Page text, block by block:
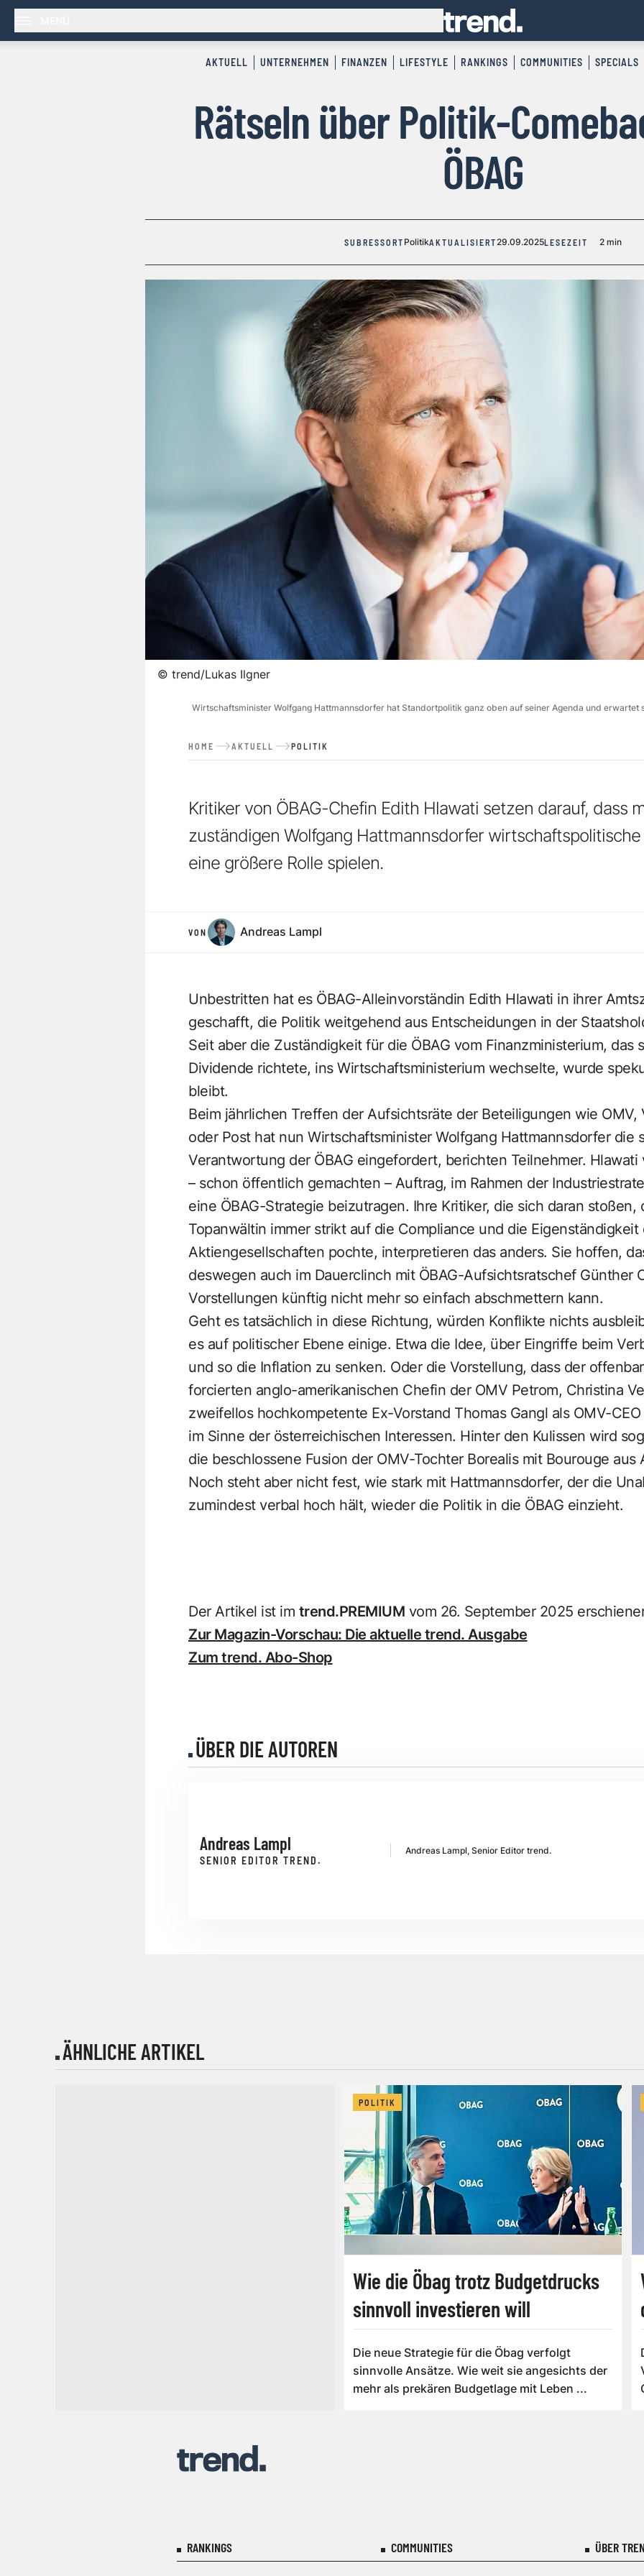
AKTUELL UNTERNEHMEN FINANZEN LIFESTYLE RANKINGS COMMUNITIES SPECIALS
Rätseln über Politik-
ÖBAG
SUBRESSORT PolitikAKTUALISIERT29.09.2025LESEZEIT 2 min
© trend/Lukas Ilgner
Wirtschaftsminister Wolfgang Hattmannsdorfer hat Standortpolitik ganz oben auf seiner Agenda und
HOME AKTUELL POLITIK
Kritiker von ÖBAG-Chefin Edith Hlawati setzen darauf, dass
zuständigen Wolfgang Hattmannsdorfer
eine größere Rolle spielen.
VON Andreas Lampl
Unbestritten hat es ÖBAG-Alleinvorständin Edith Hlawati in ihrer
geschafft, die Politik weitgehend aus Entscheidungen in der
Seit aber die Zuständigkeit für die ÖBAG vom Finanzministerium, das
Dividende richtete, ins Wirtschaftsministerium wechselte, wurde
bleibt.
Beim jährlichen Treffen der Aufsichtsräte der Beteiligungen wie OMV,
oder Post hat nun Wirtschaftsminister Wolfgang Hattmannsdorfer die
Verantwortung der ÖBAG eingefordert, berichten Teilnehmer. Hlawati
– schon öffentlich gemachten – Auftrag, im Rahmen der
eine ÖBAG-Strategie beizutragen. Ihre Kritiker, die sich daran stoßen,
Topanwältin immer strikt auf die Compliance und die Eigenständigkeit
Aktiengesellschaften pochte, interpretieren das anders. Sie hoffen,
deswegen auch im Dauerclinch mit ÖBAG-Aufsichtsratschef Günther
Vorstellungen künftig nicht mehr so einfach abschmettern kann.
Geht es tatsächlich in diese Richtung, würden Konflikte nichts
es auf politischer Ebene einige. Etwa die Idee, über Eingriffe beim
und so die Inflation zu senken. Oder die Vorstellung, dass der
forcierten anglo-amerikanischen Chefin der OMV Petrom, Christina
zweifellos hochkompetente Ex-Vorstand Thomas Gangl als OMV-
im Sinne der österreichischen Interessen. Hinter den Kulissen wird
die beschlossene Fusion der OMV-Tochter ­Borealis mit Bourouge aus
Noch steht aber nicht fest, wie stark mit Hattmannsdorfer, der die
zumindest verbal hoch hält, wieder die Politik in die ÖBAG einzieht.
Der Artikel ist im trend.PREMIUM vom 26. September 2025
Zur Magazin-Vorschau: Die aktuelle trend. Ausgabe
Zum trend. Abo-Shop
ÜBER DIE AUTOREN
Andreas Lampl
SENIOR EDITOR TREND.
Andreas Lampl, Senior Editor trend.
ÄHNLICHE ARTIKEL
POLITIK
Wie die Öbag trotz Budgetdrucks
sinnvoll investieren will
Die neue Strategie für die Öbag verfolgt
sinnvolle Ansätze. Wie weit sie angesichts der
mehr als prekären Budgetlage mit Leben ...
RANKINGS COMMUNITIES ÜBER